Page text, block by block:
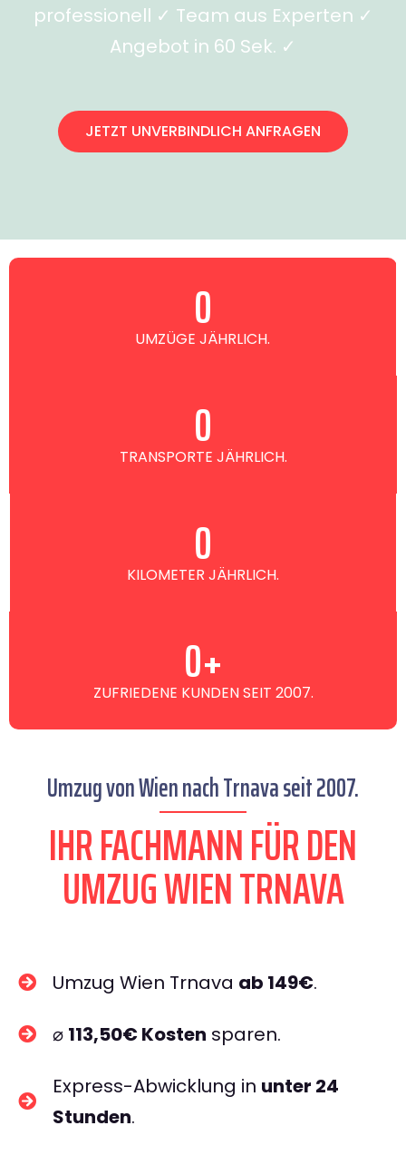
professionell ✓ Team aus Experten ✓
Angebot in 60 Sek. ✓
JETZT UNVERBINDLICH ANFRAGEN
UMZÜGE JÄHRLICH.
0
TRANSPORTE JÄHRLICH.
0
KILOMETER JÄHRLICH.
0
ZUFRIEDENE KUNDEN SEIT 2007.
0+
Umzug von Wien nach Trnava seit 2007.
IHR FACHMANN FÜR DEN
UMZUG WIEN TRNAVA
Umzug Wien Trnava ab 149€.
⌀ 113,50€ Kosten sparen.
Express-Abwicklung in unter 24
Stunden.